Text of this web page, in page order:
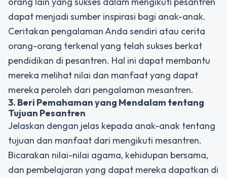
dapat menjadi sumber inspirasi bagi anak-anak.
Ceritakan pengalaman Anda sendiri atau cerita
orang-orang terkenal yang telah sukses berkat
pendidikan di pesantren. Hal ini dapat membantu
mereka melihat nilai dan manfaat yang dapat
mereka peroleh dari pengalaman mesantren.
3. Beri Pemahaman yang Mendalam tentang
Tujuan Pesantren
Jelaskan dengan jelas kepada anak-anak tentang
tujuan dan manfaat dari mengikuti mesantren.
Bicarakan nilai-nilai agama, kehidupan bersama,
dan pembelajaran yang dapat mereka dapatkan di